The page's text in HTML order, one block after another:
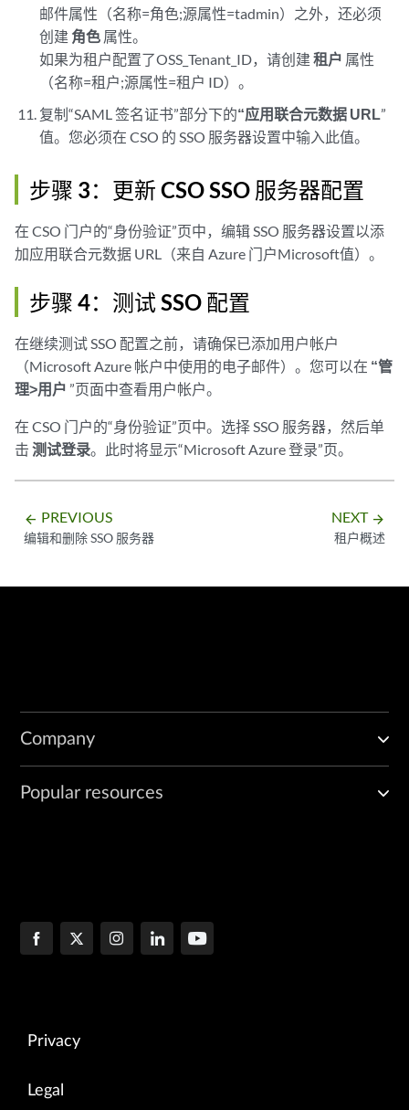
邮件属性（名称=角色;源属性=tadmin）之外，还必须
创建 角色 属性。
如果为租户配置了OSS_Tenant_ID，请创建租户 属性
（名称=租户;源属性=租户 ID）。
复制“SAML 签名证书”部分下的“应用联合元数据 URL”
值。您必须在 CSO 的 SSO 服务器设置中输入此值。
步骤 3：更新 CSO SSO 服务器配置
在 CSO 门户的“身份验证”页中，编辑 SSO 服务器设置以添
加应用联合元数据 URL（来自 Azure 门户Microsoft值）。
步骤 4：测试 SSO 配置
在继续测试 SSO 配置之前，请确保已添加用户帐户
（Microsoft Azure 帐户中使用的电子邮件）。您可以在 “管
理>用户 ”页面中查看用户帐户。
在 CSO 门户的“身份验证”页中。选择 SSO 服务器，然后单
击 测试登录。此时将显示“Microsoft Azure 登录”页。
arrow_backward PREVIOUS
编辑和删除 SSO 服务器
NEXT arrow_forward
租户概述
Company
Popular resources
Privacy
Legal